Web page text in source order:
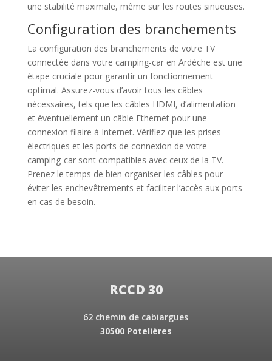
une stabilité maximale, même sur les routes sinueuses.
Configuration des branchements
La configuration des branchements de votre TV
connectée dans votre camping-car en Ardèche est une
étape cruciale pour garantir un fonctionnement
optimal. Assurez-vous d’avoir tous les câbles
nécessaires, tels que les câbles HDMI, d’alimentation
et éventuellement un câble Ethernet pour une
connexion filaire à Internet. Vérifiez que les prises
électriques et les ports de connexion de votre
camping-car sont compatibles avec ceux de la TV.
Prenez le temps de bien organiser les câbles pour
éviter les enchevêtrements et faciliter l’accès aux ports
en cas de besoin.
RCCD 30
62 chemin de cabiargues
30500 Potelières